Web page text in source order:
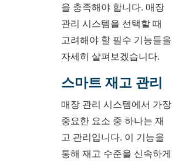
을 충족해야 합니다. 매장
관리 시스템을 선택할 때
고려해야 할 필수 기능들을
자세히 살펴보겠습니다.
스마트 재고 관리
매장 관리 시스템에서 가장
중요한 요소 중 하나는 재
고 관리입니다. 이 기능을
통해 재고 수준을 신속하게